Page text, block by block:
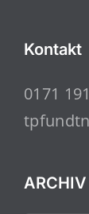
Kontakt
0171
ARCHIV